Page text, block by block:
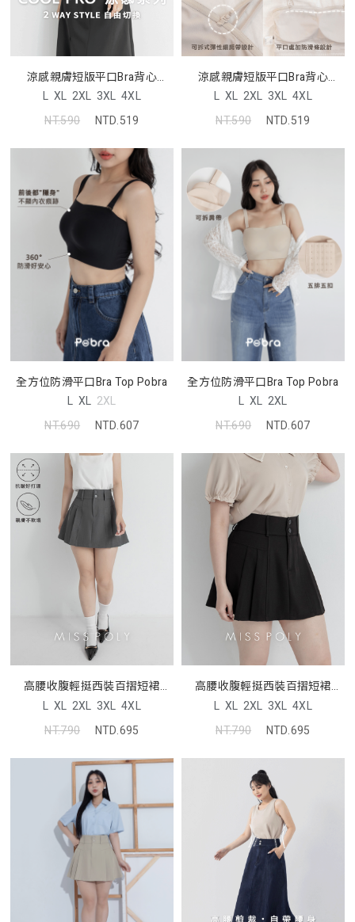
涼感親膚短版平口Bra背心
Pobra
L XL 2XL 3XL 4XL
NT.590
NTD.519
涼感親膚短版平口Bra背心
Pobra
L XL 2XL 3XL 4XL
NT.590
NTD.519
全方位防滑平口Bra Top Pobra
L XL 2XL
NT.690
NTD.607
全方位防滑平口Bra Top Pobra
L XL 2XL
NT.690
NTD.607
高腰收腹輕挺西裝百摺短裙
MISS
L XL 2XL 3XL 4XL
NT.790
NTD.695
高腰收腹輕挺西裝百摺短裙
MISS
L XL 2XL 3XL 4XL
NT.790
NTD.695